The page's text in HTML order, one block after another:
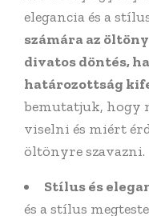
elegancia és a
számára az
divatos döntés,
határozottság
bemutatjuk, hogy
viselni és miért
öltönyre szavazni.
Stílus és
és a stílus